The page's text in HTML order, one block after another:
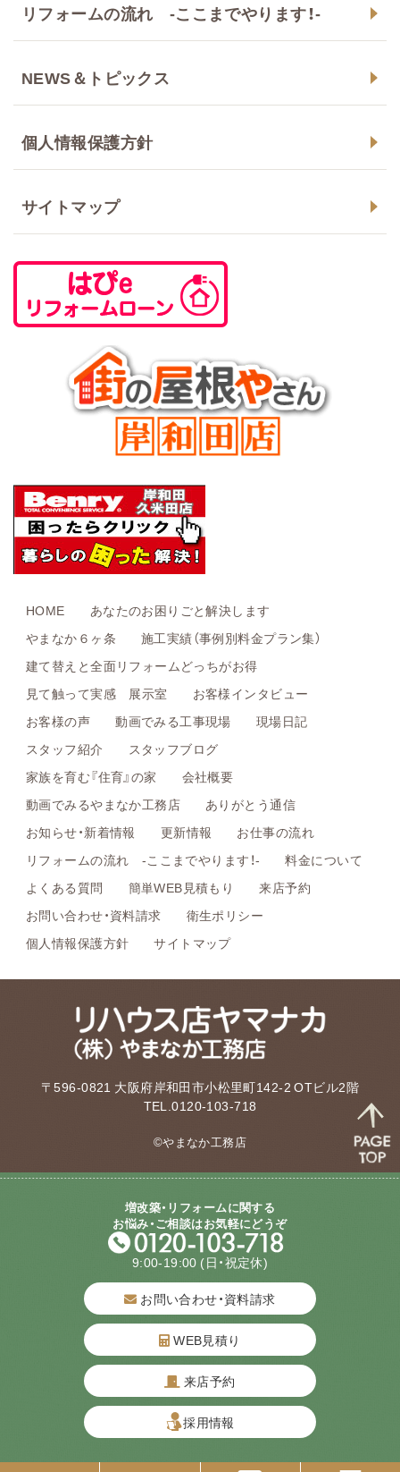
リフォームの流れ -ここまでやります！-
NEWS＆トピックス
個人情報保護方針
サイトマップ
HOME
あなたのお困りごと解決します
やまなか６ヶ条
施工実績（事例別料金プラン集）
建て替えと全面リフォームどっちがお得
見て触って実感 展示室
お客様インタビュー
お客様の声
動画でみる工事現場
現場日記
スタッフ紹介
スタッフブログ
家族を育む『住育』の家
会社概要
動画でみるやまなか工務店
ありがとう通信
お知らせ・新着情報
更新情報
お仕事の流れ
リフォームの流れ -ここまでやります！-
料金について
よくある質問
簡単WEB見積もり
来店予約
お問い合わせ・資料請求
衛生ポリシー
個人情報保護方針
サイトマップ
〒596-0821 大阪府岸和田市小松里町142-2 OTビル2階
TEL.0120-103-718
©やまなか工務店
増改築・リフォームに関する
お悩み・ご相談はお気軽にどうぞ
9:00-19:00 (日・祝定休)
お問い合わせ・資料請求
WEB見積り
来店予約
採用情報